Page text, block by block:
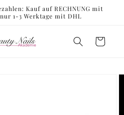
Kauf auf RECHNUNG mit
1-3 Werktage mit DHL
Warenkorb